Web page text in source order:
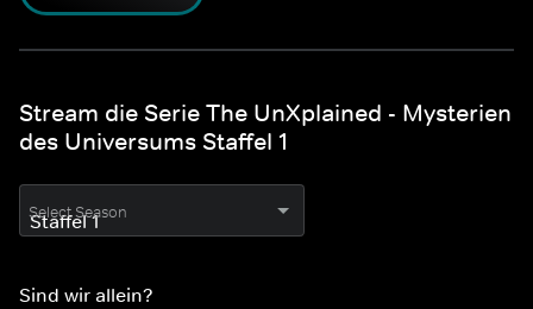
Stream die Serie The UnXplained - Mysterien
des Universums Staffel 1
Select Season
Sind wir allein?